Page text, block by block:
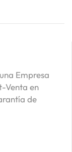
Empresa
Venta en
de